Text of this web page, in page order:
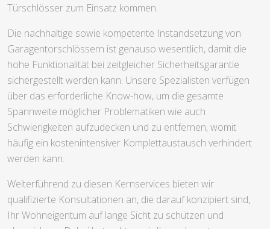
Türschlösser zum Einsatz kommen.
Die nachhaltige sowie kompetente Instandsetzung von
Garagentorschlössern ist genauso wesentlich, damit die
hohe Funktionalität bei zeitgleicher Sicherheitsgarantie
sichergestellt werden kann. Unsere Spezialisten verfügen
über das erforderliche Know-how, um die gesamte
Spannweite möglicher Problematiken wie auch
Schwierigkeiten aufzudecken und zu entfernen, womit
häufig ein kostenintensiver Komplettaustausch verhindert
werden kann.
Weiterführend zu diesen Kernservices bieten wir
qualifizierte Konsultationen an, die darauf konzipiert sind,
Ihr Wohneigentum auf lange Sicht zu schützen und